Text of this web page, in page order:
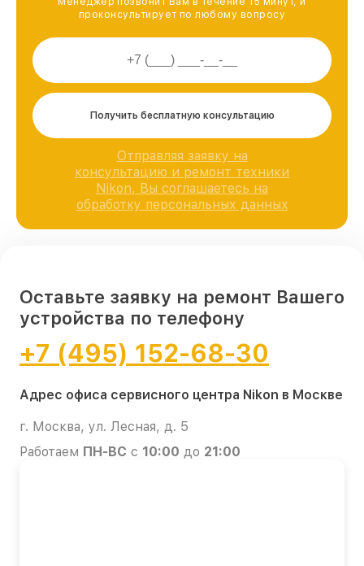
проконсультирует по любому вопросу
Получить бесплатную консультацию
Отправляя заявку на
консультацию и ремонт техники
Nikon, Вы соглашаетесь на
обработку персональных данных
Оставьте заявку на ремонт Вашего
устройства по телефону
+7 (495) 152-68-30
Адрес офиса сервисного центра Nikon в Москве
г. Москва, ул. Лесная, д. 5
Работаем ПН-ВС с 10:00 до 21:00